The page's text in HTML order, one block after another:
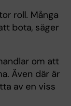
roll. Många
bota, säger
om att
Även där är
av en viss